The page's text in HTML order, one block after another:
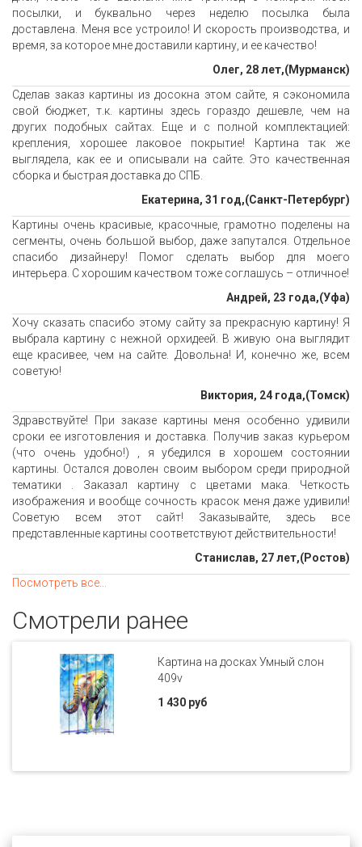
посылки, и буквально через неделю посылка была
доставлена. Меня все устроило! И скорость производства, и
время, за которое мне доставили картину, и ее качество!
Олег, 28 лет,(Мурманск)
Сделав заказ картины из досокна этом сайте, я сэкономила
свой бюджет, т.к. картины здесь гораздо дешевле, чем на
других подобных сайтах. Еще и с полной комплектацией:
крепления, хорошее лаковое покрытие! Картина так же
выглядела, как ее и описывали на сайте. Это качественная
сборка и быстрая доставка до СПБ.
Екатерина, 31 год,(Санкт-Петербург)
Картины очень красивые, красочные, грамотно поделены на
сегменты, очень большой выбор, даже запутался. Отдельное
спасибо дизайнеру! Помог сделать выбор для моего
интерьера. С хорошим качеством тоже соглашусь – отличное!
Андрей, 23 года,(Уфа)
Хочу сказать спасибо этому сайту за прекрасную картину! Я
выбрала картину с нежной орхидеей. В живую она выглядит
еще красивее, чем на сайте. Довольна! И, конечно же, всем
советую!
Виктория, 24 года,(Томск)
Здравствуйте! При заказе картины меня особенно удивили
сроки ее изготовления и доставка. Получив заказ курьером
(что очень удобно!) , я убедился в хорошем состоянии
картины. Остался доволен своим выбором среди природной
тематики . Заказал картину с цветами мака. Четкость
изображения и вообще сочность красок меня даже удивили!
Советую всем этот сайт! Заказывайте, здесь все
представленные картины соответствуют действительности!
Станислав, 27 лет,(Ростов)
Посмотреть все...
Смотрели ранее
Картина на досках Умный слон
409v
1 430 руб